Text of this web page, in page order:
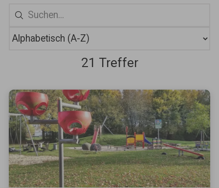
21 Treffer